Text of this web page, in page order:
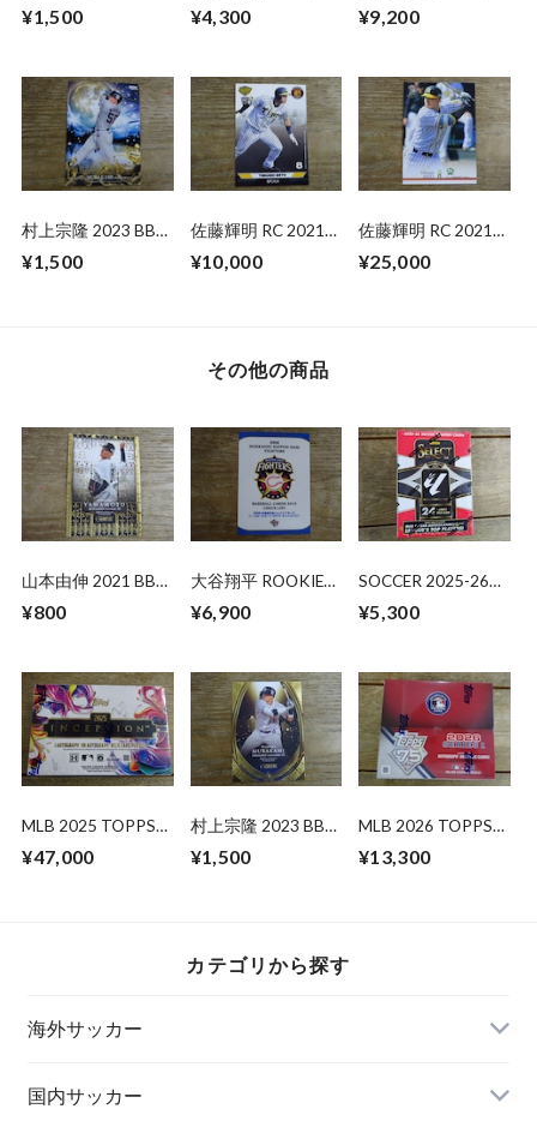
¥1,500
ット 2025 BBM 未
¥4,300
未開封 BOX
¥9,200
村上宗隆 2023 BBM
¥1,500
佐藤輝明 RC 2021
ROOKIES&STARS
¥10,000
佐藤輝明 RC 2021
ン
¥25,000
その他の商品
山本由伸 2021 BBM
¥800
大谷翔平 ROOKIE
海道日本ハム チェ
¥6,900
SOCCER 2025-26
LALIGA BLASTER 未
¥5,300
MLB 2025 TOPPS
未開封 BOX
¥47,000
村上宗隆 2023 BBM
¥1,500
MLB 2026 TOPPS
EDITION 未開封
¥13,300
カテゴリから探す
海外サッカー
国内サッカー